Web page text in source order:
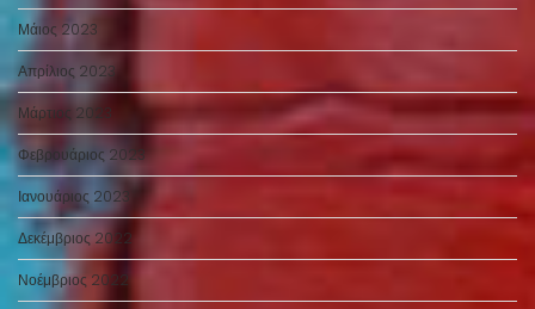
Μάιος 2023
Απρίλιος 2023
Μάρτιος 2023
Φεβρουάριος 2023
Ιανουάριος 2023
Δεκέμβριος 2022
Νοέμβριος 2022